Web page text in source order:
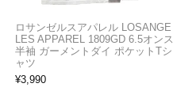
ロサンゼルスアパレル LOSANGE
LES APPAREL 1809GD 6.5オンス
半袖 ガーメントダイ ポケットTシ
ャツ
¥3,990